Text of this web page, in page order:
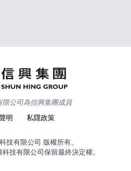
限公司為信興集團成員
明
私隱政策
技有限公司 版權所有。
技有限公司保留最終決定權。